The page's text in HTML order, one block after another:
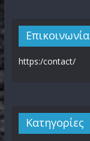
Επικοινωνία
https:/contact/
Kατηγορίες